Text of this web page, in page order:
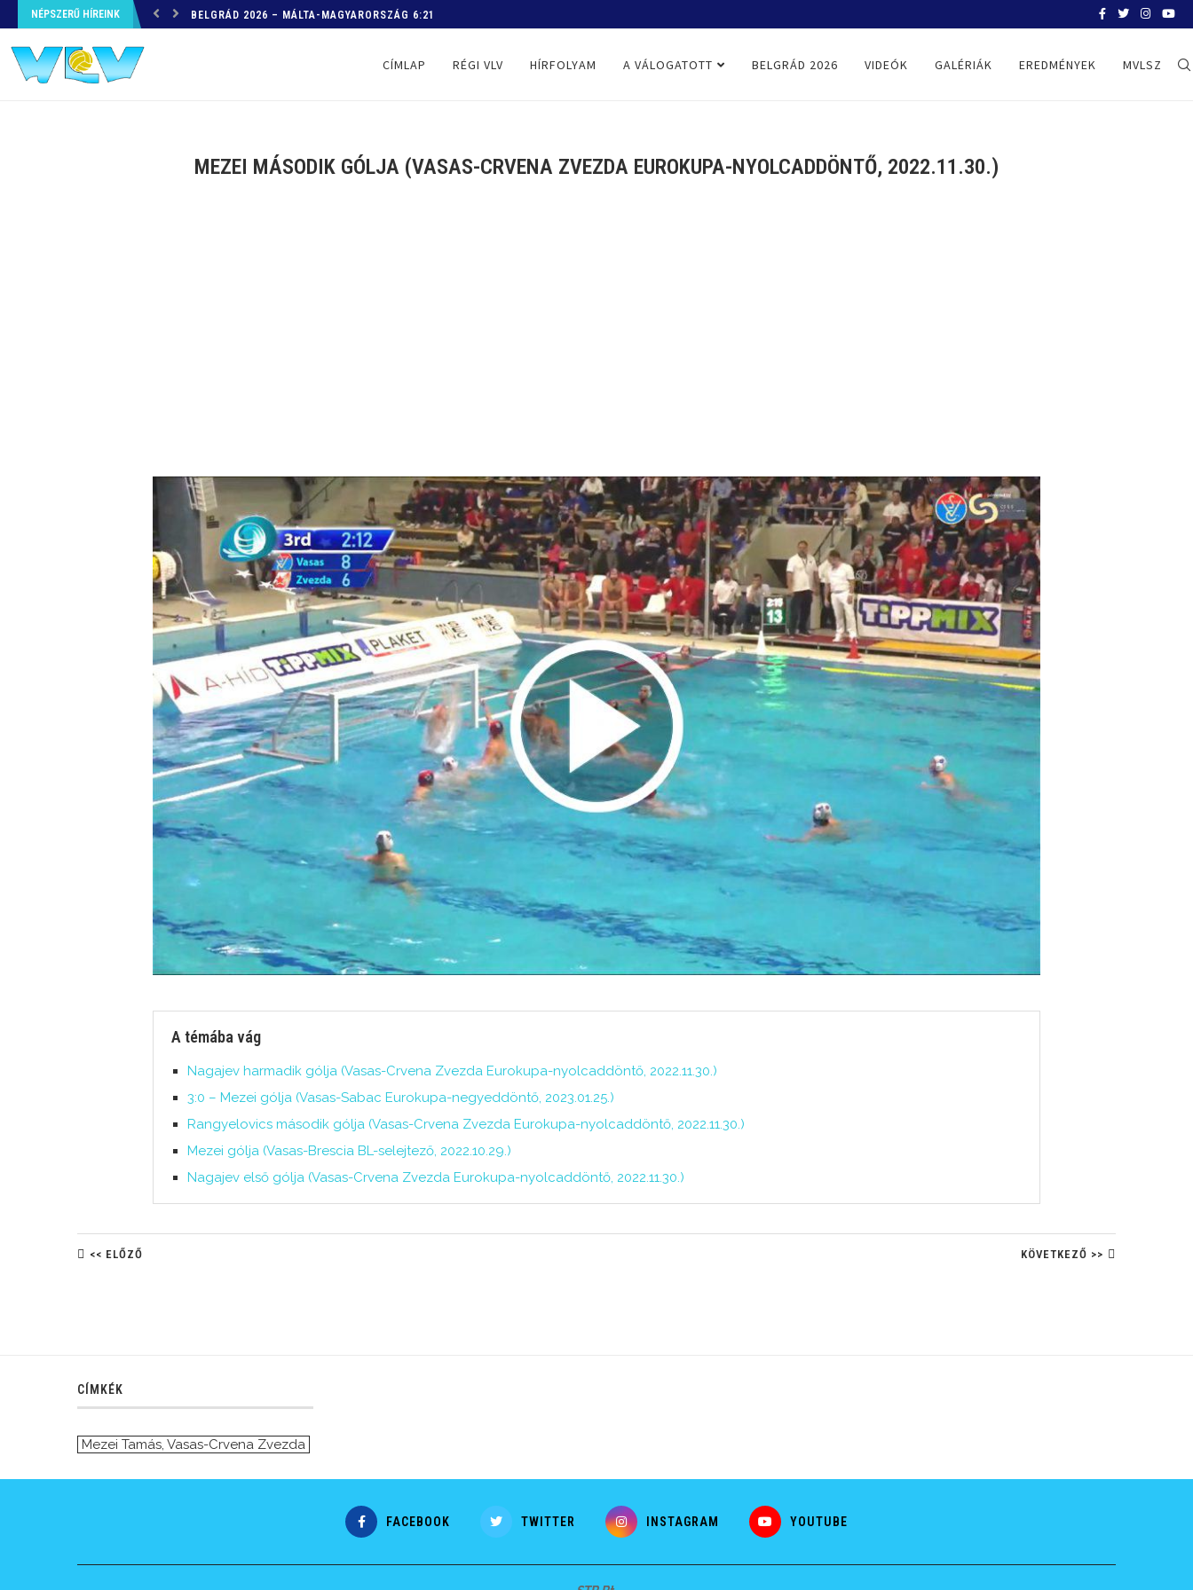
NÉPSZERŰ HÍREINK
HELYZETKÉP AZ EB-RŐL – A TOVÁBBI PROGRAM
CÍMLAP RÉGI VLV HÍRFOLYAM A VÁLOGATOTT BELGRÁD 2026 VIDEÓK GALÉRIÁK EREDMÉNYEK MVLSZ
MEZEI MÁSODIK GÓLJA (VASAS-CRVENA ZVEZDA EUROKUPA-NYOLCADDÖNTŐ, 2022.11.30.)
A témába vág
Nagajev harmadik gólja (Vasas-Crvena Zvezda Eurokupa-nyolcaddöntő, 2022.11.30.)
3:0 – Mezei gólja (Vasas-Sabac Eurokupa-negyeddöntő, 2023.01.25.)
Rangyelovics második gólja (Vasas-Crvena Zvezda Eurokupa-nyolcaddöntő, 2022.11.30.)
Mezei gólja (Vasas-Brescia BL-selejtező, 2022.10.29.)
Nagajev első gólja (Vasas-Crvena Zvezda Eurokupa-nyolcaddöntő, 2022.11.30.)
<< ELŐZŐ KÖVETKEZŐ >>
CÍMKÉK
Mezei Tamás, Vasas-Crvena Zvezda
FACEBOOK TWITTER INSTAGRAM YOUTUBE